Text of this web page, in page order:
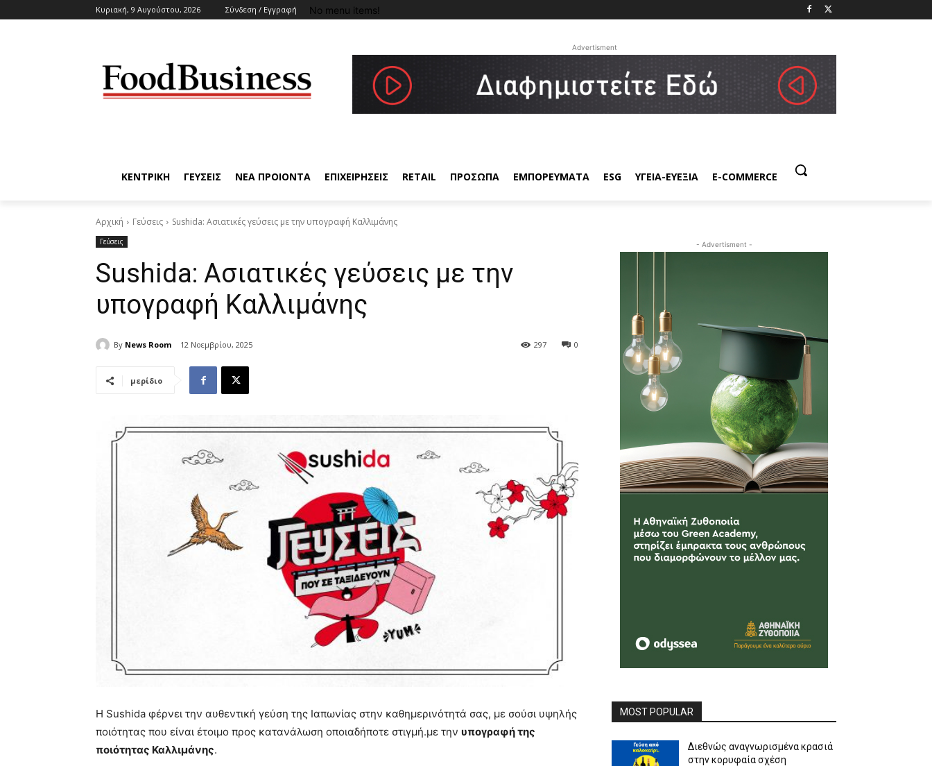
Κυριακή, 9 Αυγούστου, 2026 Σύνδεση / Εγγραφή No menu items!
Advertisment
ΚΕΝΤΡΙΚΗ ΓΕΥΣΕΙΣ ΝΕΑ ΠΡΟΙΟΝΤΑ ΕΠΙΧΕΙΡΗΣΕΙΣ RETAIL ΠΡΟΣΩΠΑ ΕΜΠΟΡΕΥΜΑΤΑ ESG ΥΓΕΙΑ-ΕΥΕΞΙΑ E-COMMERCE
Αρχική Γεύσεις Sushida: Ασιατικές γεύσεις με την υπογραφή Καλλιμάνης
Γεύσεις
Sushida: Ασιατικές γεύσεις με την
υπογραφή Καλλιμάνης
By News Room 12 Νοεμβρίου, 2025 0
297
μερίδιο
H Sushida φέρνει την αυθεντική γεύση της Ιαπωνίας στην καθημερινότητά σας, με σούσι υψηλής
ποιότητας που είναι έτοιμο προς κατανάλωση οποιαδήποτε στιγμή.με την υπογραφή της
ποιότητας Καλλιμάνης.
- Advertisment -
MOST POPULAR
Διεθνώς αναγνωρισμένα κρασιά
στην κορυφαία σχέση